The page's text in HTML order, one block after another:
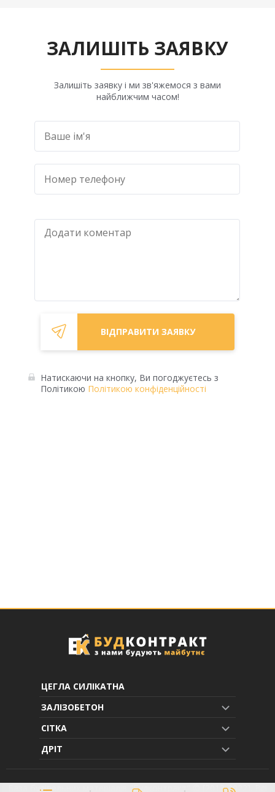
ЗАЛИШІТЬ ЗАЯВКУ
Залишіть заявку і ми зв'яжемося з вами
найближчим часом!
Натискаючи на кнопку, Ви погоджуєтесь з
Політикою Політикою конфіденційності
ЦЕГЛА СИЛІКАТНА
ЗАЛІЗОБЕТОН
СІТКА
ДРІТ
База будівельних матеріалів "Будконтракт" © [2013-2022]. Всі